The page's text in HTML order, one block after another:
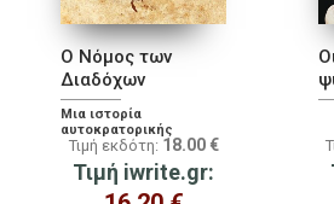
Ο Νόμος των
Διαδόχων
Μια ιστορία
αυτοκρατορικής
διαδοχής στο Βυζάντιο
Τιμή εκδότη: 18.00 €
Τιμή iwrite.gr: